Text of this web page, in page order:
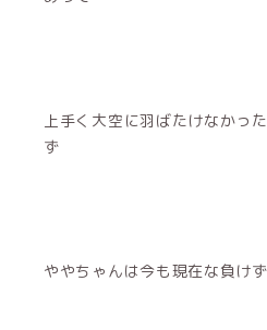
上手く大空に羽ばたけなかっ
ず
ややちゃんは今も現在な負け